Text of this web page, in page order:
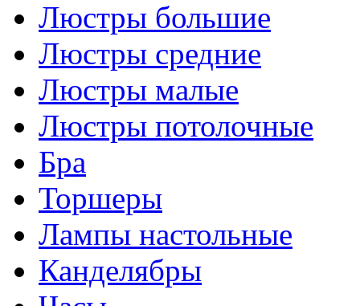
Люстры большие
Люстры средние
Люстры малые
Люстры потолочные
Бра
Торшеры
Лампы настольные
Канделябры